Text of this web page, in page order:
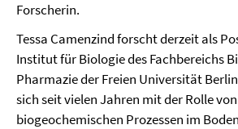
Forscherin.
Tessa Camenzind forscht derzeit als
Institut für Biologie des Fachbereichs
Pharmazie der Freien Universität
sich seit vielen Jahren mit der Rolle
biogeochemischen Prozessen im